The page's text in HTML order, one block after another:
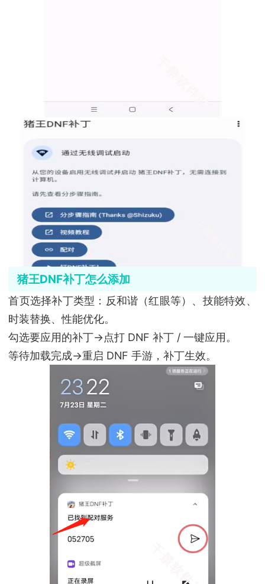
猪王DNF补丁怎么添加
首页选择补丁类型：反和谐（红眼等）、技能特效、
时装替换、性能优化。
勾选要应用的补丁→点打 DNF 补丁 / 一键应用。
等待加载完成→重启 DNF 手游，补丁生效。